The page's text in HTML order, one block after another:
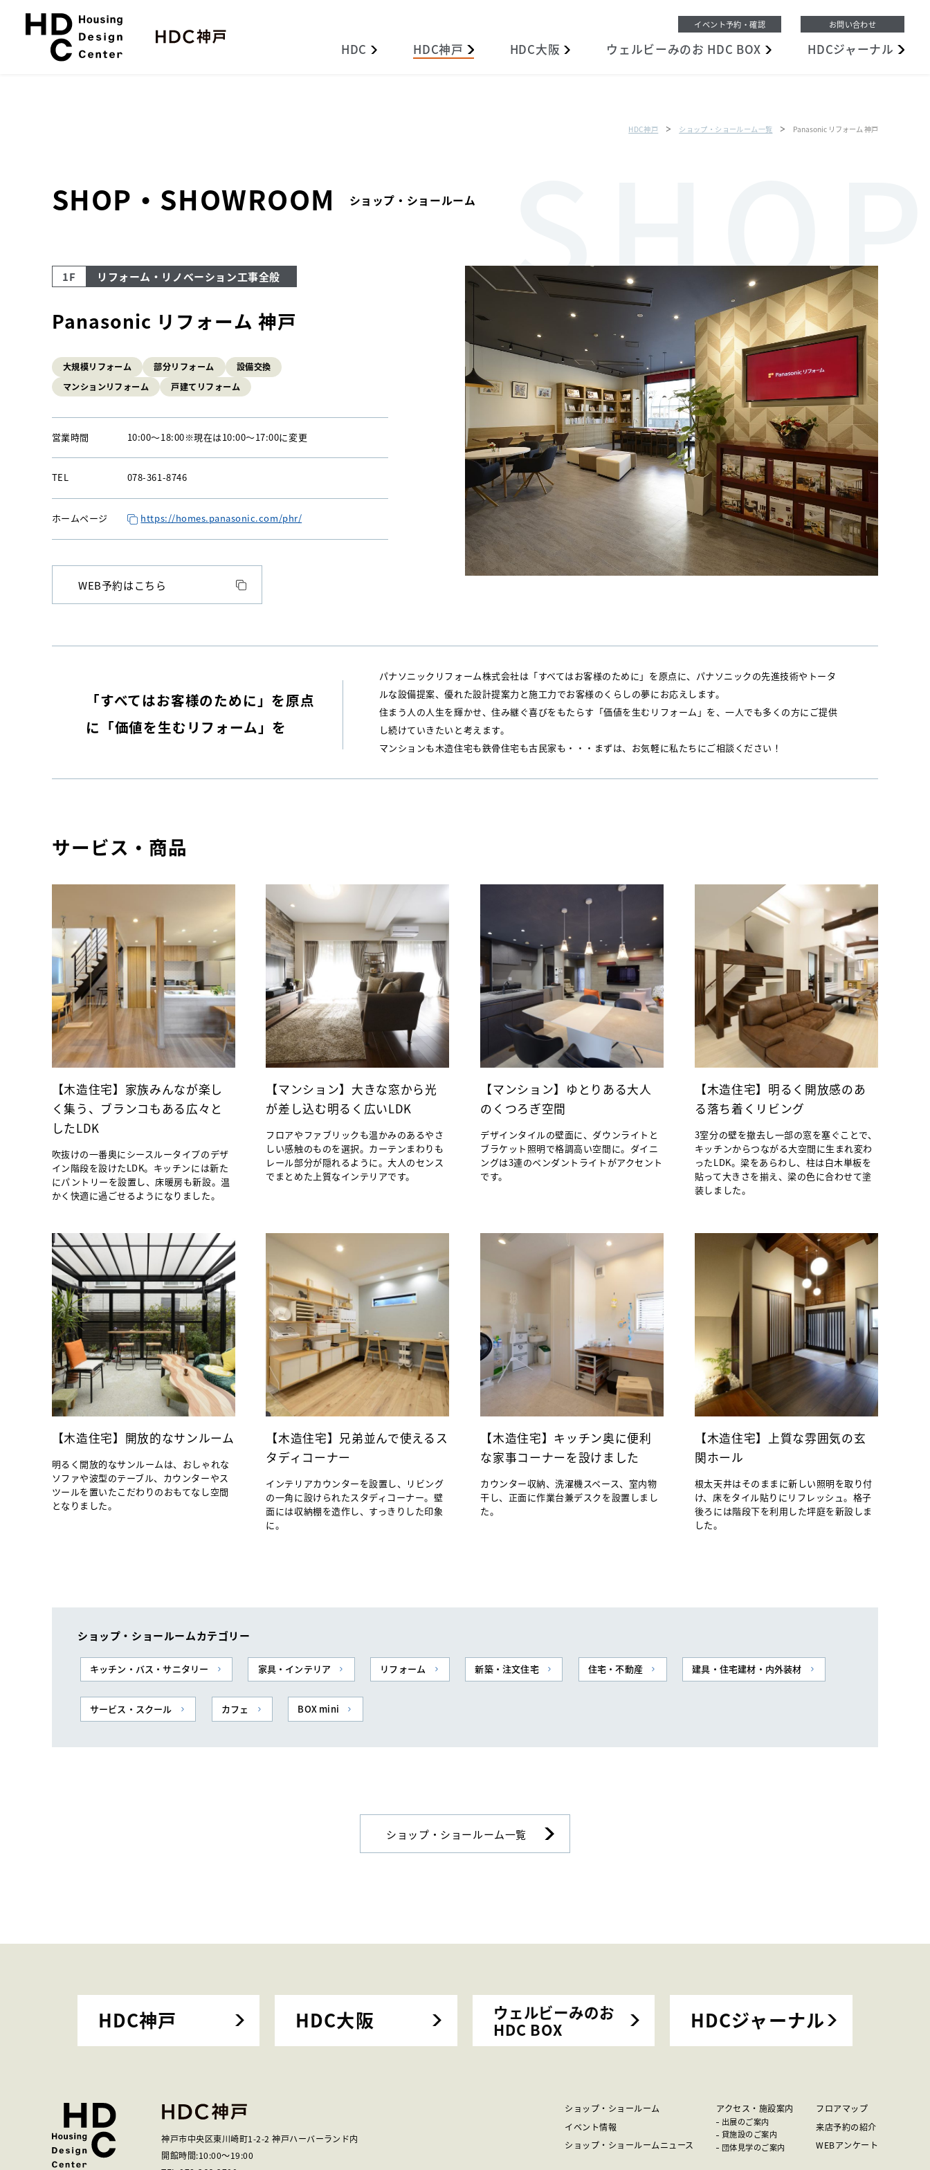
文
イ
HDC HDC神戸 HDC大阪 ウェルビーみのお HDC BOX HDCジャーナル
イベント予約・確認 お問い合わせ
HDC神戸 ショップ・ショールーム一覧 Panasonic リフォーム 神戸
SHOP・SHOWROOM ショップ・ショールーム
1F リフォーム・リノベーション工事全般
Panasonic リフォーム 神戸
大規模リフォーム 部分リフォーム
設備交換
マンションリフォーム
戸建てリフォーム
営業時間 10:00〜18:00※現在は10:00～17:00に変更
TEL 078-361-8746
ホームページ https://homes.panasonic.com/phr/
WEB予約はこちら
「すべてはお客様のために」を原点
に「価値を生むリフォーム」を
パナソニックリフォーム株式会社は「すべてはお客様のために」を原点に、パナソニックの先進技術やトータ
ルな設備提案、優れた設計提案力と施工力でお客様のくらしの夢にお応えします。
住まう人の人生を輝かせ、住み継ぐ喜びをもたらす「価値を生むリフォーム」を、一人でも多くの方にご提供
し続けていきたいと考えます。
マンションも木造住宅も鉄骨住宅も古民家も・・・まずは、お気軽に私たちにご相談ください！
サービス・商品
【木造住宅】家族みんなが楽し
く集う、ブランコもある広々と
したLDK
吹抜けの一番奥にシースルータイプのデザ
イン階段を設けたLDK。キッチンには新た
にパントリーを設置し、床暖房も新設。温
かく快適に過ごせるようになりました。
【マンション】大きな窓から光
が差し込む明るく広いLDK
フロアやファブリックも温かみのあるやさ
しい感触のものを選択。カーテンまわりも
レール部分が隠れるように。大人のセンス
でまとめた上質なインテリアです。
【マンション】ゆとりある大人
のくつろぎ空間
デザインタイルの壁面に、ダウンライトと
ブラケット照明で格調高い空間に。ダイニ
ングは3連のペンダントライトがアクセント
です。
【木造住宅】明るく開放感のあ
る落ち着くリビング
3室分の壁を撤去し一部の窓を塞ぐことで、
キッチンからつながる大空間に生まれ変わ
ったLDK。梁をあらわし、柱は白木単板を
貼って大きさを揃え、梁の色に合わせて塗
装しました。
【木造住宅】開放的なサンルーム
明るく開放的なサンルームは、おしゃれな
ソファや波型のテーブル、カウンターやス
ツールを置いたこだわりのおもてなし空間
となりました。
【木造住宅】兄弟並んで使えるス
タディコーナー
インテリアカウンターを設置し、リビング
の一角に設けられたスタディコーナー。壁
面には収納棚を造作し、すっきりした印象
に。
【木造住宅】キッチン奥に便利
な家事コーナーを設けました
カウンター収納、洗濯機スペース、室内物
干し、正面に作業台兼デスクを設置しまし
た。
【木造住宅】上質な雰囲気の玄
関ホール
根太天井はそのままに新しい照明を取り付
け、床をタイル貼りにリフレッシュ。格子
後ろには階段下を利用した坪庭を新設しま
した。
ショップ・ショールームカテゴリー
キッチン・バス・サニタリー 家具・インテリア リフォーム 新築・注文住宅 住宅・不動産 建具・住宅建材・内外装材
サービス・スクール カフェ BOX mini
ショップ・ショールーム一覧
HDC神戸 HDC大阪
ウェルビーみのお
HDC BOX
HDCジャーナル
神戸市中央区東川崎町1-2-2神戸ハーバーランド内
開館時間:10:00～19:00
ショップ・ショールーム
イベント情報
ショップ・ショールームニュース
アクセス・施設案内
出展のご案内
貸施設のご案内
団体見学のご案内
フロアマップ
来店予約の紹介
WEBアンケート